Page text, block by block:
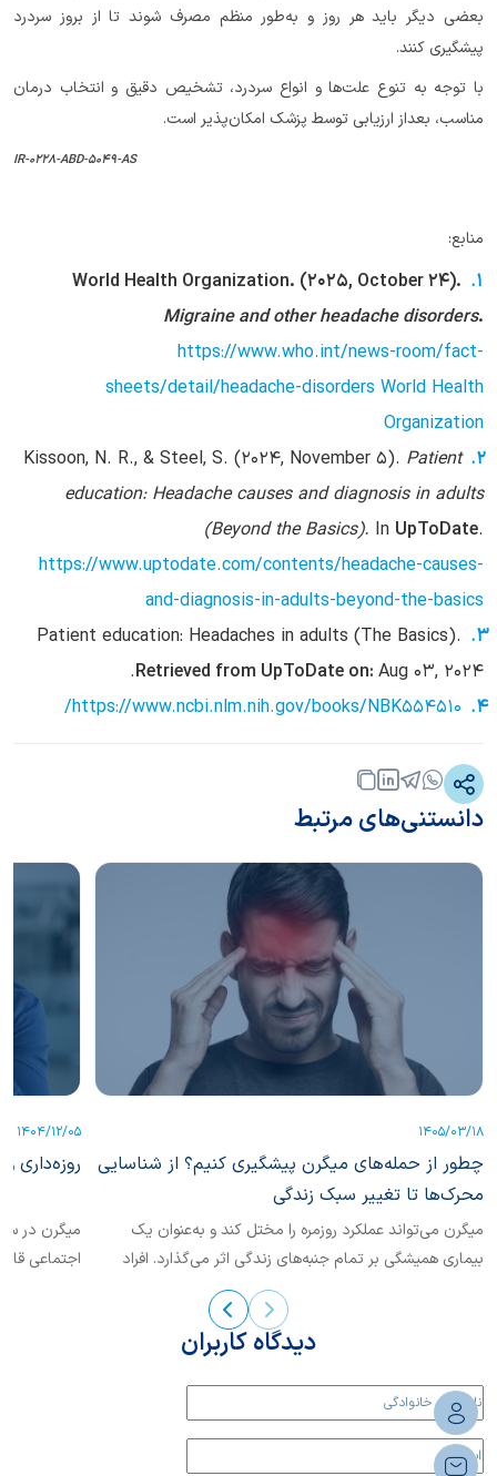
بعضی دیگر باید هر روز و به‌طور منظم مصرف شوند تا از بروز سردرد
پیشگیری کنند.
با توجه به تنوع علت‌ها و انواع سردرد، تشخیص دقیق و انتخاب درمان
مناسب، بعداز ارزیابی توسط پزشک امکان‌پذیر است.
IR-0228-ABD-5049-AS
منابع:
World Health Organization. (2025, October 24).
Migraine and other headache disorders.
https://www.who.int/news-room/fact-
sheets/detail/headache-disorders World Health
Organization
Kissoon, N. R., & Steel, S. (2024, November 5). Patient
education: Headache causes and diagnosis in adults
(Beyond the Basics). In UpToDate.
https://www.uptodate.com/contents/headache-causes-
and-diagnosis-in-adults-beyond-the-basics
Patient education: Headaches in adults (The Basics).
Retrieved from UpToDate on: Aug 03, 2024.
https://www.ncbi.nlm.nih.gov/books/NBK554510/
دانستنی‌های مرتبط
1405/03/18
چطور از حمله‌های میگرن پیشگیری کنیم؟ از شناسایی
محرک‌ها تا تغییر سبک زندگی
میگرن می‌تواند عملکرد روزمره را مختل ‌کند و به‌عنوان یک
بیماری همیشگی بر تمام جنبه‌های زندگی اثر می‌گذارد. افراد
1404/12/05
روزه‌داری
میگرن در
اجتماعی
دیدگاه کاربران